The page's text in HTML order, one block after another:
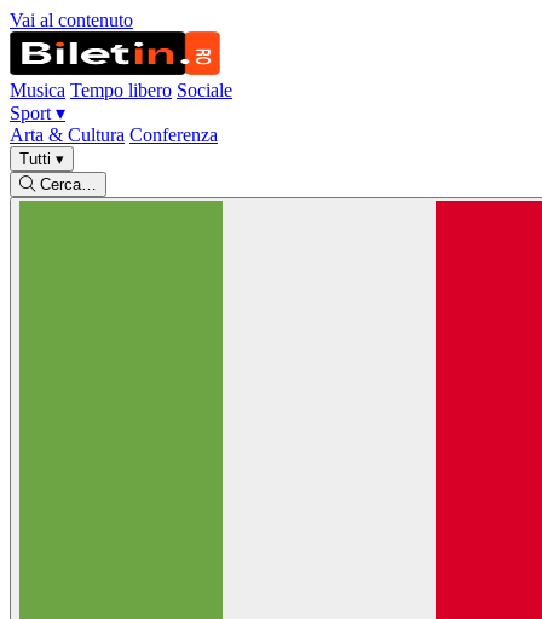
Vai al contenuto
Musica Tempo libero Sociale
Sport ▾
Arta & Cultura Conferenza
Tutti ▾
Cerca…